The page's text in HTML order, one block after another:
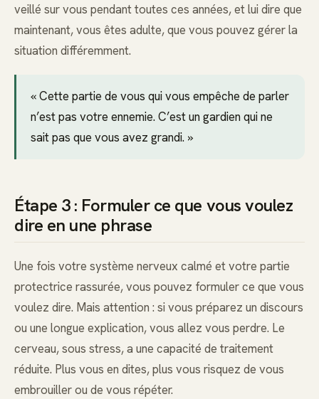
veillé sur vous pendant toutes ces années, et lui dire que
maintenant, vous êtes adulte, que vous pouvez gérer la
situation différemment.
« Cette partie de vous qui vous empêche de parler
n’est pas votre ennemie. C’est un gardien qui ne
sait pas que vous avez grandi. »
Étape 3 : Formuler ce que vous voulez
dire en une phrase
Une fois votre système nerveux calmé et votre partie
protectrice rassurée, vous pouvez formuler ce que vous
voulez dire. Mais attention : si vous préparez un discours
ou une longue explication, vous allez vous perdre. Le
cerveau, sous stress, a une capacité de traitement
réduite. Plus vous en dites, plus vous risquez de vous
embrouiller ou de vous répéter.